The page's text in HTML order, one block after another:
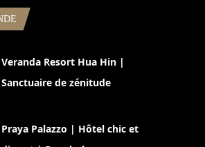
Veranda Resort Hua Hin |
Sanctuaire de zénitude
Praya Palazzo | Hôtel chic et